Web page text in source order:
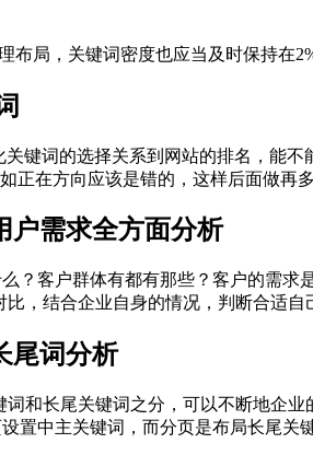
局，关键词密度也应当及时保持在
关键词的选择关系到网站的排名，能
正在方向应该是错的，这样后面做再
户需求全方面分析
？客户群体有都有那些？客户的需
，结合企业自身的情况，判断合适自
尾词分析
词和长尾关键词之分，可以不断地企
置中主关键词，而分页是布局长尾关